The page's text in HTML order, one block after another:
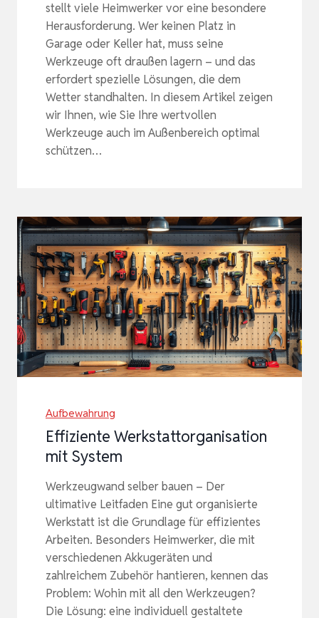
stellt viele Heimwerker vor eine besondere
Herausforderung. Wer keinen Platz in
Garage oder Keller hat, muss seine
Werkzeuge oft draußen lagern – und das
erfordert spezielle Lösungen, die dem
Wetter standhalten. In diesem Artikel zeigen
wir Ihnen, wie Sie Ihre wertvollen
Werkzeuge auch im Außenbereich optimal
schützen…
Aufbewahrung
Effiziente Werkstattorganisation
mit System
Werkzeugwand selber bauen – Der
ultimative Leitfaden Eine gut organisierte
Werkstatt ist die Grundlage für effizientes
Arbeiten. Besonders Heimwerker, die mit
verschiedenen Akkugeräten und
zahlreichem Zubehör hantieren, kennen das
Problem: Wohin mit all den Werkzeugen?
Die Lösung: eine individuell gestaltete